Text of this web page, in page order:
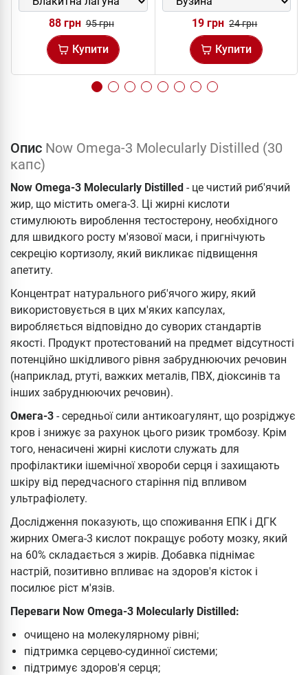
88 грн 95 грн
Купити
19 грн 24 грн
Купити
Опис Now Omega-3 Molecularly Distilled (30
капс)
Now Omega-3 Molecularly Distilled - це чистий риб'ячий
жир, що містить омега-3. Ці жирні кислоти
стимулюють вироблення тестостерону, необхідного
для швидкого росту м'язової маси, і пригнічують
секрецію кортизолу, який викликає підвищення
апетиту.
Концентрат натурального риб'ячого жиру, який
використовується в цих м'яких капсулах,
виробляється відповідно до суворих стандартів
якості. Продукт протестований на предмет відсутності
потенційно шкідливого рівня забруднюючих речовин
(наприклад, ртуті, важких металів, ПВХ, діоксинів та
інших забруднюючих речовин).
Омега-3 - середньої сили антикоагулянт, що розріджує
кров і знижує за рахунок цього ризик тромбозу. Крім
того, ненасичені жирні кислоти служать для
профілактики ішемічної хвороби серця і захищають
шкіру від передчасного старіння під впливом
ультрафіолету.
Дослідження показують, що споживання ЕПК і ДГК
жирних Омега-3 кислот покращує роботу мозку, який
на 60% складається з жирів. Добавка піднімає
настрій, позитивно впливає на здоров'я кісток і
посилює ріст м'язів.
Переваги Now Omega-3 Molecularly Distilled:
очищено на молекулярному рівні;
підтримка серцево-судинної системи;
підтримує здоров'я серця;